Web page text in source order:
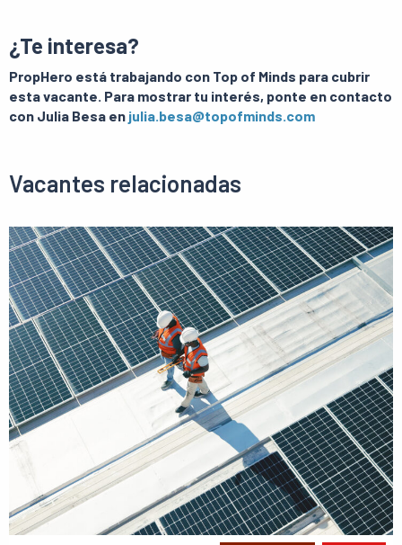
¿Te interesa?
PropHero está trabajando con Top of Minds para cubrir
esta vacante. Para mostrar tu interés, ponte en contacto
con Julia Besa en julia.besa@topofminds.com
Vacantes relacionadas